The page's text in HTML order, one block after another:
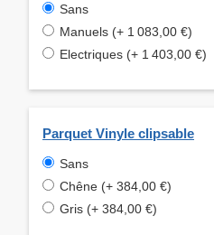
Sans
Manuels (+ 1 083,00 €)
Electriques (+ 1 403,00 €)
Parquet Vinyle clipsable
Sans
Chêne (+ 384,00 €)
Gris (+ 384,00 €)